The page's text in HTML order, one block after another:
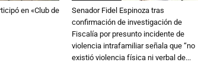
en «Club de
Senador Fidel Espinoza tras
confirmación de investigación de
Fiscalía por presunto incidente de
violencia intrafamiliar señala que “no
existió violencia física ni verbal de...